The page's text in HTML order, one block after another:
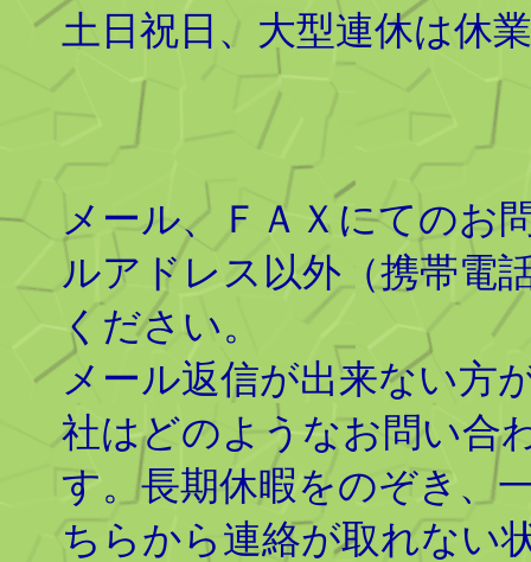
土日祝日、大型連休は休
メール、ＦＡＸにてのお
ルアドレス以外（携帯電
ください。
メール返信が出来ない方
社はどのようなお問い合
す。長期休暇をのぞき、
ちらから連絡が取れない